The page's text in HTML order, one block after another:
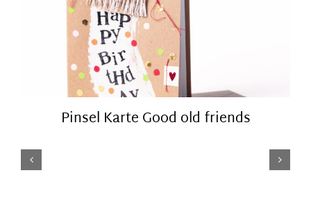
Pinsel Karte Good old friends